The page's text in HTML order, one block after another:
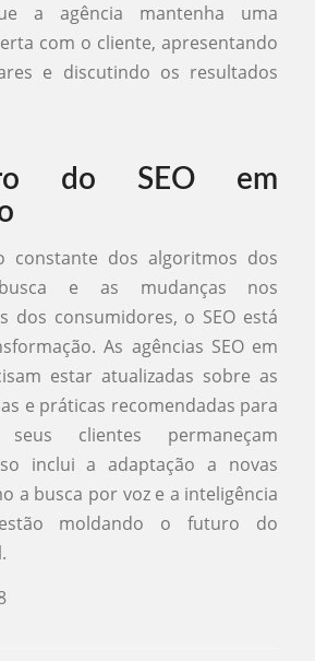
a agência mantenha uma
com o cliente, apresentando
e discutindo os resultados
do SEO em
constante dos algoritmos dos
e as mudanças nos
dos consumidores, o SEO está
As agências SEO em
estar atualizadas sobre as
e práticas recomendadas para
clientes permaneçam
inclui a adaptação a novas
a busca por voz e a inteligência
moldando o futuro do